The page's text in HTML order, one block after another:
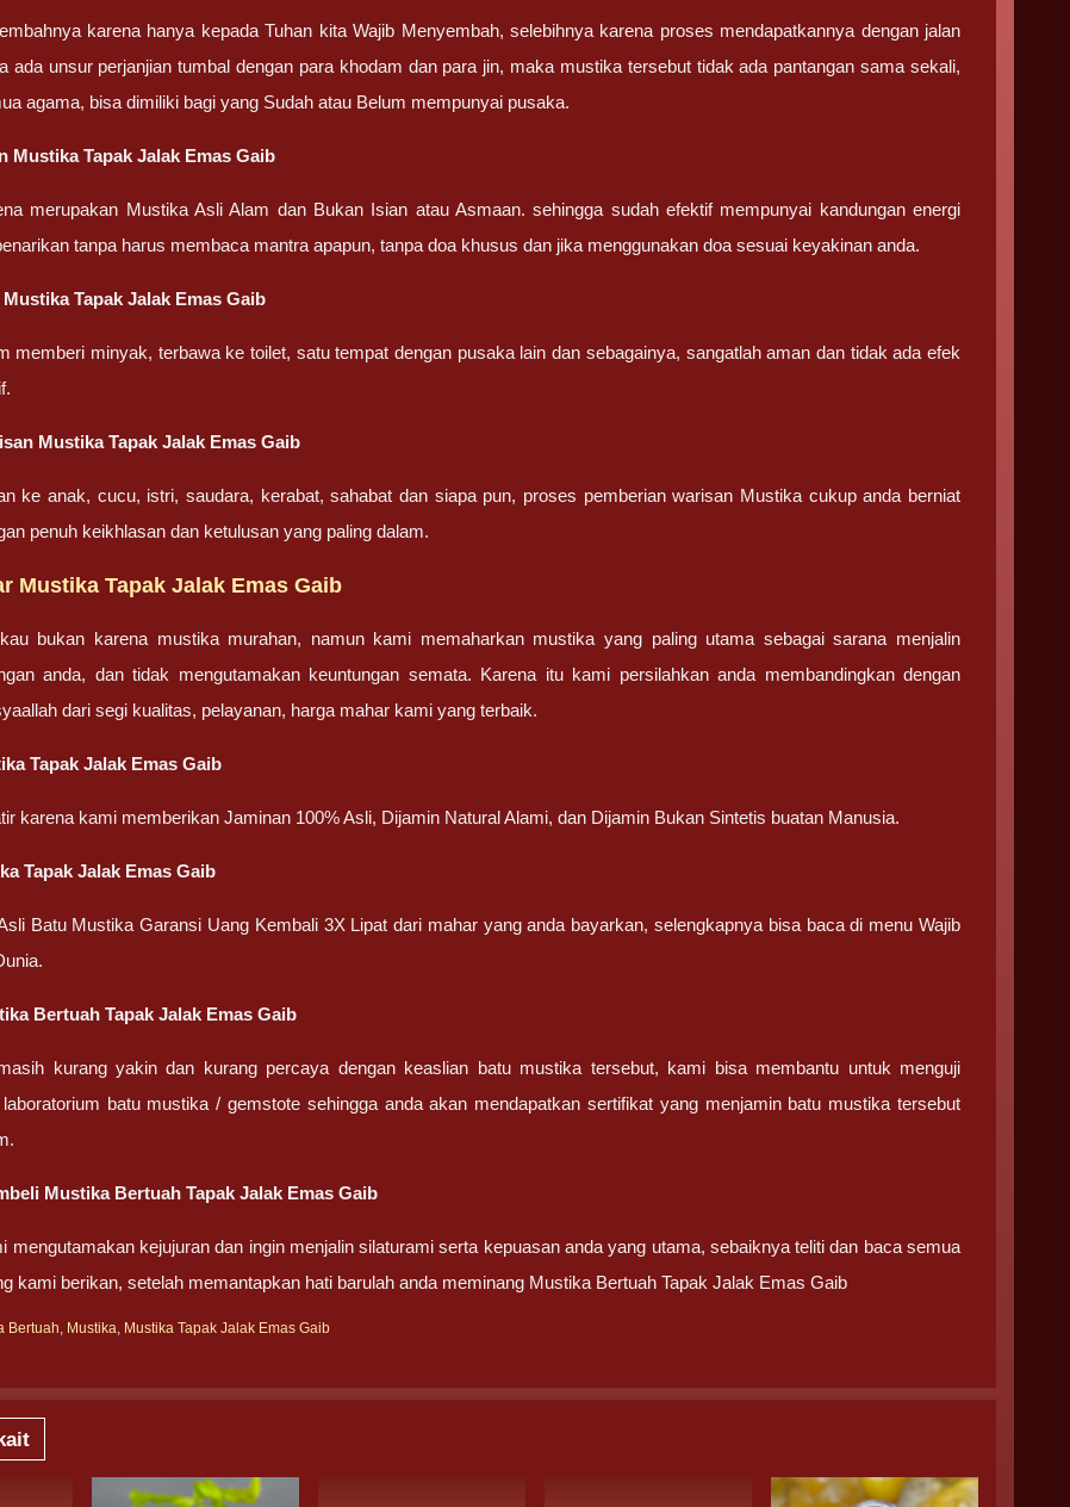
karena hanya kepada Tuhan kita Wajib Menyembah, selebihnya karena proses mendapatkannya dengan jalan
ada unsur perjanjian tumbal dengan para khodam dan para jin, maka mustika tersebut tidak ada pantangan sama sekali,
agama, bisa dimiliki bagi yang Sudah atau Belum mempunyai pusaka.
Mustika Tapak Jalak Emas Gaib
merupakan Mustika Asli Alam dan Bukan Isian atau Asmaan. sehingga sudah efektif mempunyai kandungan energi
tanpa harus membaca mantra apapun, tanpa doa khusus dan jika menggunakan doa sesuai keyakinan anda.
Tapak Jalak Emas Gaib
memberi minyak, terbawa ke toilet, satu tempat dengan pusaka lain dan sebagainya, sangatlah aman dan tidak ada efek
Mustika Tapak Jalak Emas Gaib
ke anak, cucu, istri, saudara, kerabat, sahabat dan siapa pun, proses pemberian warisan Mustika cukup anda berniat
penuh keikhlasan dan ketulusan yang paling dalam.
Mustika Tapak Jalak Emas Gaib
bukan karena mustika murahan, namun kami memaharkan mustika yang paling utama sebagai sarana menjalin
anda, dan tidak mengutamakan keuntungan semata. Karena itu kami persilahkan anda membandingkan dengan
dari segi kualitas, pelayanan, harga mahar kami yang terbaik.
Tapak Jalak Emas Gaib
karena kami memberikan Jaminan 100% Asli, Dijamin Natural Alami, dan Dijamin Bukan Sintetis buatan Manusia.
Tapak Jalak Emas Gaib
Batu Mustika Garansi Uang Kembali 3X Lipat dari mahar yang anda bayarkan, selengkapnya bisa baca di menu Wajib
Bertuah Tapak Jalak Emas Gaib
kurang yakin dan kurang percaya dengan keaslian batu mustika tersebut, kami bisa membantu untuk menguji
batu mustika / gemstote sehingga anda akan mendapatkan sertifikat yang menjamin batu mustika tersebut
Mustika Bertuah Tapak Jalak Emas Gaib
mengutamakan kejujuran dan ingin menjalin silaturami serta kepuasan anda yang utama, sebaiknya teliti dan baca semua
kami berikan, setelah memantapkan hati barulah anda meminang Mustika Bertuah Tapak Jalak Emas Gaib
Bertuah, Mustika, Mustika Tapak Jalak Emas Gaib